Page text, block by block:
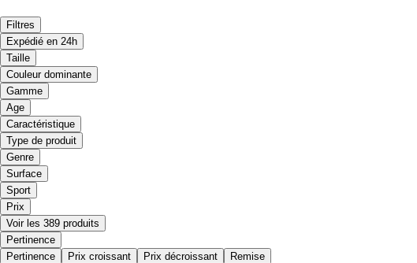
Filtres
Expédié en 24h
Taille
Couleur dominante
Gamme
Age
Caractéristique
Type de produit
Genre
Surface
Sport
Prix
Voir les 389 produits
Pertinence
Pertinence
Prix croissant Prix décroissant Remise